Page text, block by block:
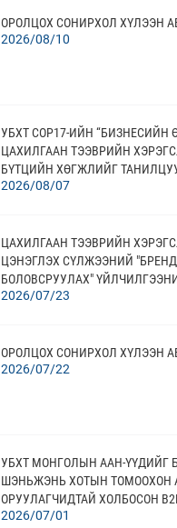
ОРОЛЦОХ СОНИРХОЛ ХҮЛЭЭН
2026/08/10
УБХТ COP17-ИЙН “БИЗНЕСИЙН
ЦАХИЛГААН ТЭЭВРИЙН
БҮТЦИЙН ХӨГЖЛИЙГ
2026/08/07
ЦАХИЛГААН ТЭЭВРИЙН
ЦЭНЭГЛЭХ СҮЛЖЭЭНИЙ
БОЛОВСРУУЛАХ"
СОНИРХОЛ ХҮЛЭЭН АВАХ
2026/07/23
ОРОЛЦОХ СОНИРХОЛ ХҮЛЭЭН
2026/07/22
УБХТ МОНГОЛЫН ААН-ҮҮДИЙГ
ШЭНЬЖЭНЬ ХОТЫН ТОМООХОН
ОРУУЛАГЧИДТАЙ ХОЛБОСОН
АМЖИЛТТАЙ ЗОХИОН
2026/07/01